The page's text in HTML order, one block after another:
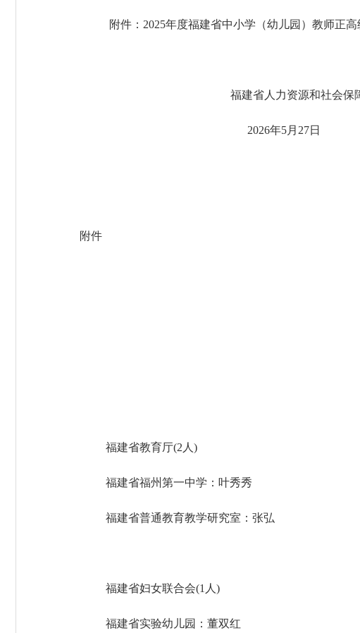
附件： 2025年度福建省中小学（幼儿园）教师正
福建省人力资源和社会保障
2026年5月27日
附件
福建省教育厅(2人)
福建省福州第一中学：叶秀秀
福建省普通教育教学研究室：张弘
福建省妇女联合会(1人)
福建省实验幼儿园：董双红